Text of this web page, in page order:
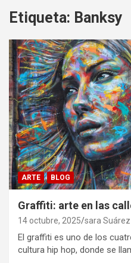
Etiqueta: Banksy
ARTE BLOG
Graffiti: arte en las
14 octubre, 2025 sara Suárez
El graffiti es uno de los
cultura hip hop, donde se